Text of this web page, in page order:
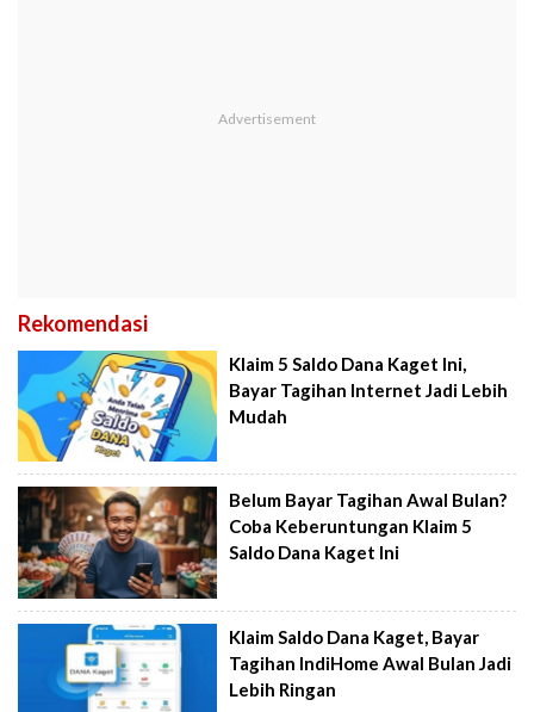
Rekomendasi
Klaim 5 Saldo Dana Kaget Ini,
Bayar Tagihan Internet Jadi Lebih
Mudah
Belum Bayar Tagihan Awal Bulan?
Coba Keberuntungan Klaim 5
Saldo Dana Kaget Ini
Klaim Saldo Dana Kaget, Bayar
Tagihan IndiHome Awal Bulan Jadi
Lebih Ringan